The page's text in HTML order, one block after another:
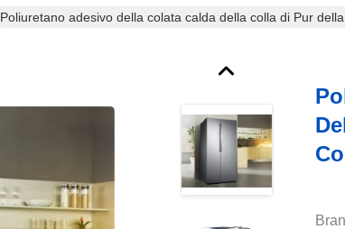
Poliuretano adesivo della colata calda della colla di Pur